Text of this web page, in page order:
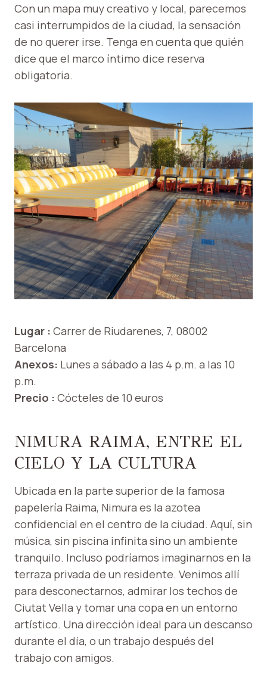
Con un mapa muy creativo y local, parecemos
casi interrumpidos de la ciudad, la sensación
de no querer irse. Tenga en cuenta que quién
dice que el marco íntimo dice reserva
obligatoria.
Lugar : Carrer de Riudarenes, 7, 08002
Barcelona
Anexos: Lunes a sábado a las 4 p.m. a las 10
p.m.
Precio : Cócteles de 10 euros
NIMURA RAIMA, ENTRE EL
CIELO Y LA CULTURA
Ubicada en la parte superior de la famosa
papelería Raima, Nimura es la azotea
confidencial en el centro de la ciudad. Aquí, sin
música, sin piscina infinita sino un ambiente
tranquilo. Incluso podríamos imaginarnos en la
terraza privada de un residente. Venimos allí
para desconectarnos, admirar los techos de
Ciutat Vella y tomar una copa en un entorno
artístico. Una dirección ideal para un descanso
durante el día, o un trabajo después del
trabajo con amigos.